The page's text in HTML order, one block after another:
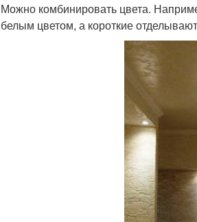
Можно комбинировать цвета.
белым цветом, а короткие